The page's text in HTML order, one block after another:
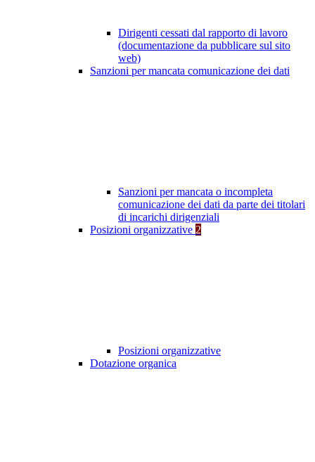
Dirigenti cessati dal rapporto di lavoro
(documentazione da pubblicare sul sito
web)
Sanzioni per mancata comunicazione dei dati
Sanzioni per mancata o incompleta
comunicazione dei dati da parte dei titolari
di incarichi dirigenziali
Posizioni organizzative 2
Posizioni organizzative
Dotazione organica